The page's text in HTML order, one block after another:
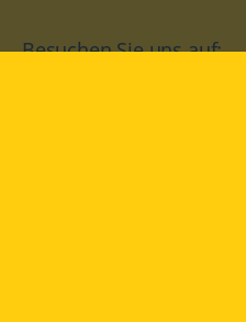
Besuchen Sie uns auf: